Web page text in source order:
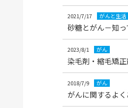
2021/7/17 がんと生
砂糖とがん－知
2023/8/1 がん
染毛剤・縮毛矯
2018/7/9 がん
がんに関するよ